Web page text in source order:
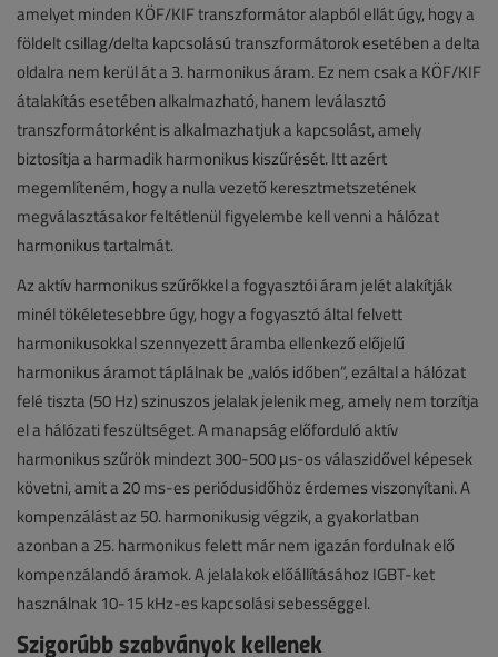
amelyet minden KÖF/KIF transzformátor alapból ellát úgy, hogy a
földelt csillag/delta kapcsolású transzformátorok esetében a delta
oldalra nem kerül át a 3. harmonikus áram. Ez nem csak a KÖF/KIF
átalakítás esetében alkalmazható, hanem leválasztó
transzformátorként is alkalmazhatjuk a kapcsolást, amely
biztosítja a harmadik harmonikus kiszűrését. Itt azért
megemlíteném, hogy a nulla vezető keresztmetszetének
megválasztásakor feltétlenül figyelembe kell venni a hálózat
harmonikus tartalmát.
Az aktív harmonikus szűrőkkel a fogyasztói áram jelét alakítják
minél tökéletesebbre úgy, hogy a fogyasztó által felvett
harmonikusokkal szennyezett áramba ellenkező előjelű
harmonikus áramot táplálnak be „valós időben”, ezáltal a hálózat
felé tiszta (50 Hz) szinuszos jelalak jelenik meg, amely nem torzítja
el a hálózati feszültséget. A manapság előforduló aktív
harmonikus szűrök mindezt 300-500 µs-os válaszidővel képesek
követni, amit a 20 ms-es periódusidőhöz érdemes viszonyítani. A
kompenzálást az 50. harmonikusig végzik, a gyakorlatban
azonban a 25. harmonikus felett már nem igazán fordulnak elő
kompenzálandó áramok. A jelalakok előállításához IGBT-ket
használnak 10-15 kHz-es kapcsolási sebességgel.
Szigorúbb szabványok kellenek